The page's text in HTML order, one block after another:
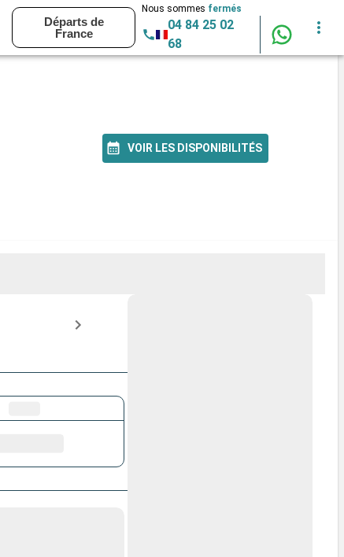
Départs de
France
Nous sommes fermés
04 84 25 02
68
VOIR LES DISPONIBILITÉS